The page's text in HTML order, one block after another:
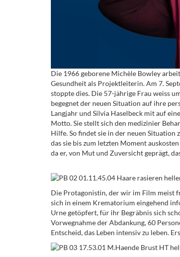
Die 1966 geborene Michèle Bowley
Gesundheit als Projektleiterin. Am 7.
stoppte dies. Die 57-jährige Frau weiss
begegnet der neuen Situation auf ihre
Langjahr und Silvia Haselbeck mit auf
Motto. Sie stellt sich den medizinier
Hilfe. So findet sie in der neuen Situation
das sie bis zum letzten Moment
da er, von Mut und Zuversicht geprägt,
Die Protagonistin, der wir im Film meist
sich in einem Krematorium eingehend
Urne getöpfert, für ihr Begräbnis sich
Vorwegnahme der Abdankung, 60
Entscheid, das Leben intensiv zu leben.